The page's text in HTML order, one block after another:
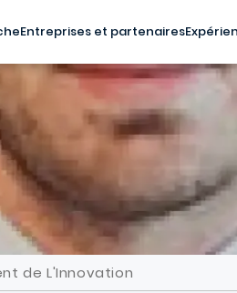
Entreprises et partenaires
de L'Innovation